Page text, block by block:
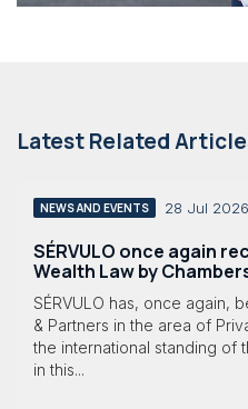
Latest Related
NEWS AND EVENTS 28 Jul 2026
SÉRVULO once again
Wealth Law by
SÉRVULO has, once again,
& Partners in the area of
the international standing of
in this...